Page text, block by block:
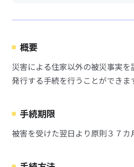
概要
災害による住家以外の被災事実を
発行する手続を行うことができま
手続期限
被害を受けた翌日より原則３７カ